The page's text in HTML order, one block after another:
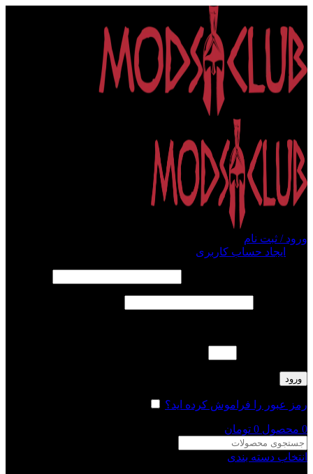
ورود / ثبت نام
ایجاد حساب کاربری
ورود
رمز عبور را فراموش کرده اید؟
0 محصول 0 تومان
انتخاب دسته بندی